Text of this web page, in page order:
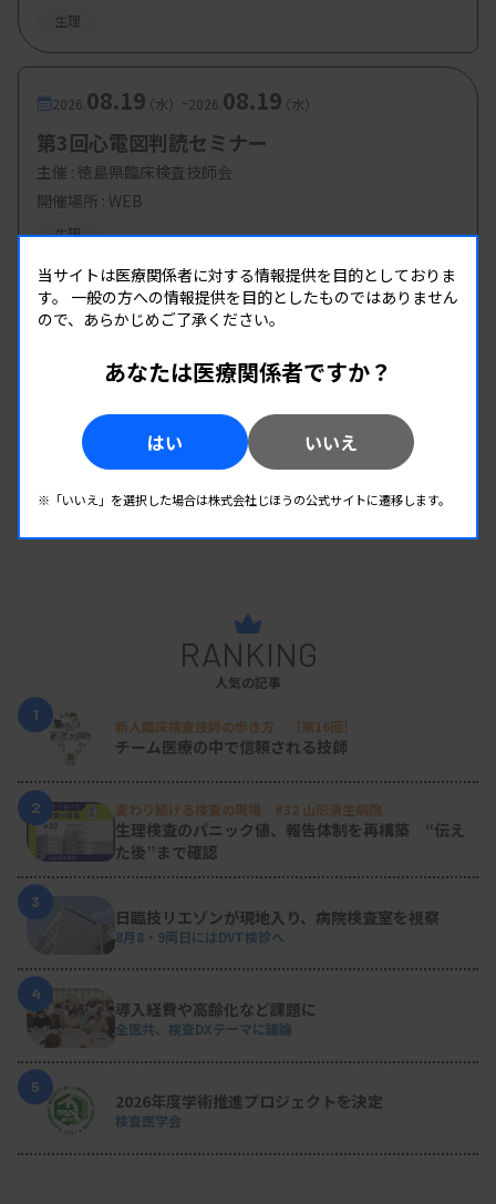
生理
2026. 08.19（水） -2026. 08.19（水）
第3回心電図判読セミナー
主催 : 徳島県臨床検査技師会
開催場所 : WEB
生理
RANKING
人気の記事
1
新人臨床検査技師の歩き方 ［第16回］
チーム医療の中で信頼される技師
2 変わり続ける検査の現場 #32 山形済生病院
生理検査のパニック値、報告体制を再構築 “伝え
た後”まで確認
3
日臨技リエゾンが現地入り、病院検査室を視察
8月8・9両日にはDVT検診へ
4
導入経費や高齢化など課題に
全医共、検査DXテーマに議論
5
2026年度学術推進プロジェクトを決定
検査医学会
当サイトは医療関係者に対する情報提供を目的としておりま
す。 一般の方への情報提供を目的としたものではありません
ので、あらかじめご了承ください。
あなたは医療関係者ですか？
はい いいえ
※「いいえ」を選択した場合は株式会社じほうの公式サイトに遷移します。